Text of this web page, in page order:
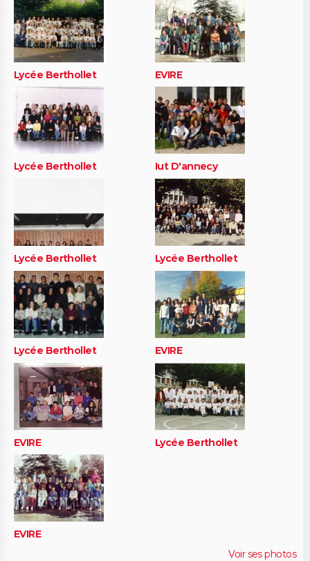
Lycée Berthollet EVIRE
Lycée Berthollet Iut D'annecy
Lycée Berthollet Lycée Berthollet
Lycée Berthollet EVIRE
EVIRE Lycée Berthollet
EVIRE
Voir ses photos